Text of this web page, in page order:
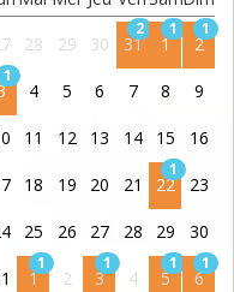
28 29 30 31
2
1
1
2
1
1
4 5 6 7 8 9
11 12 13 14 15 16
18 19 20 21 22
1
23
25 26 27 28 29 30
1
1
2 3
1
4 5
1
6
1